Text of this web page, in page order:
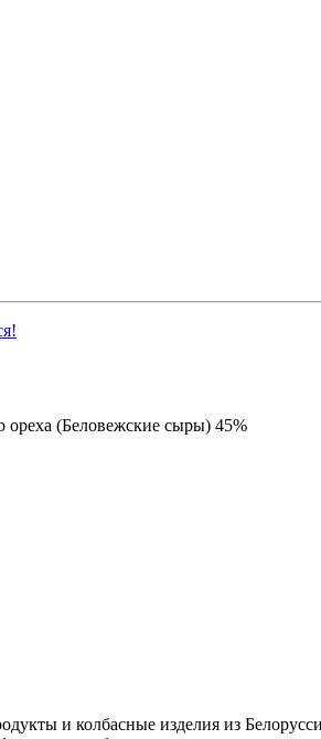
(Беловежские сыры) 45%
и колбасные изделия из